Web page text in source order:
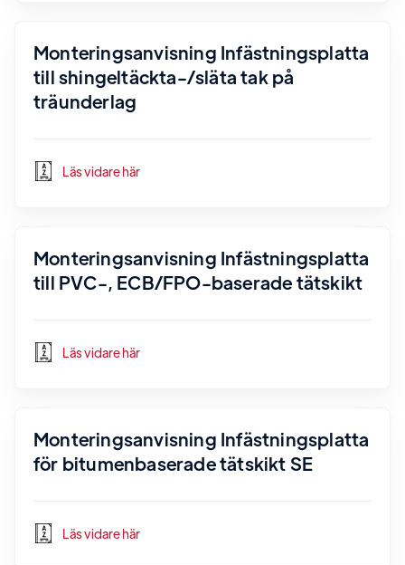
Monteringsanvisning Infästningsplatta
till shingeltäckta-/släta tak på
träunderlag
Läs vidare här
Monteringsanvisning Infästningsplatta
till PVC-, ECB/FPO-baserade tätskikt
Läs vidare här
Monteringsanvisning Infästningsplatta
för bitumenbaserade tätskikt SE
Läs vidare här